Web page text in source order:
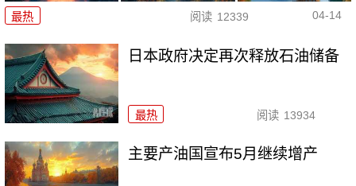
最热 阅读 12339 04-14
日本政府决定再次释放石油储备
最热 阅读 13934
主要产油国宣布5月继续增产